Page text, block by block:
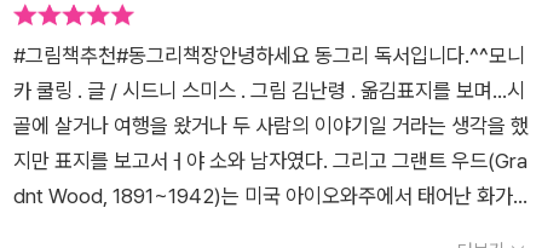
충하는 듯한데 실제 주인공의 심정이 어떨지 다양하게 상상할 수
있는 여지를 남겼다.2) 틸리의 얼굴은 🧶‘아침 햇살처럼 달콤하
고, 미소는 주위의 야타막한 언덕처럼 다정했지요.’라는 표현이
나온다. 벌써 아침 햇살과 주위 언덕의 풍경에 대해 긍정적인 자
세를 취하고 있음을 알게 된다. 결국 주인공이 시골생활이 싫다고
뭔지 생각해보게 됩니다. 지금 이 순간 나의 삶에 의문이 들고 힘
겹다면 그랜트와 틸리의 모습이 잔잔한 위로가 될거예요. 지금 책
을 펼쳐보세요. 얼른요. - 출판사로부터 책을 제공받아 솔직하게
작성된 서평입니다.#그랜트와틸리가시골길을산책해요 #모니카
쿨링 #시드니스미스 #김난령옮김 #그랜트우드 #꿈 #그림책 #
그림책스타그램 #그림책소개 #그림책추천 #그림책추천스타그
트 우드는 진정한 예술가가 되려면 파리에서 살아야 한다고 생각
했지만 파리에서 지내면서 중요한 것을 깨닫는다. 훌륭한 화가가
되기 위해 반드시 그려야 할 대상이나 방식은 없다는 것을. 그리
고 자신이 가장 잘 알고 사랑하는 사람들과 장소, 심지어 동물을
그린 그림도 훌륭한 작품이 될 수 있다는 것을.《그랜트와 틸리가
#그림책추천#동그리책장​안녕하세요 동그리 독서입니다.^^​​모니
카 쿨링 . 글 / 시드니 스미스 . 그림 김난령 . 옮김​​표지를 보며...시
골에 살거나 여행을 왔거나 두 사람의 이야기일 거라는 생각을 했
지만 표지를 보고서ㅓ야 소와 남자였다. 그리고 그랜트 우드(Gra
dnt Wood, 1891~1942)는 미국 아이오와주에서 태어난 화가